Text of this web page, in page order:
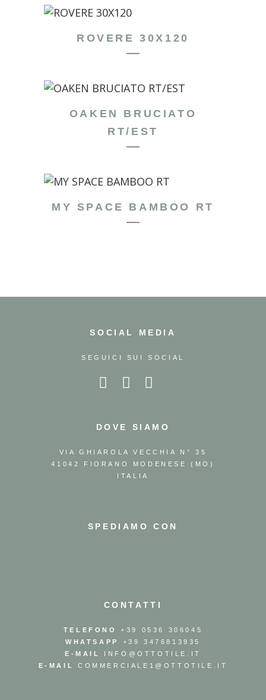
ROVERE 30X120
OAKEN BRUCIATO
RT/EST
MY SPACE BAMBOO RT
SOCIAL MEDIA
SEGUICI SUI SOCIAL
DOVE SIAMO
VIA GHIAROLA VECCHIA N° 35
41042 FIORANO MODENESE (MO)
ITALIA
SPEDIAMO CON
CONTATTI
TELEFONO
+39 0536 306045
WHATSAPP
+39 3476813935
E-MAIL
INFO@OTTOTILE.IT
E-MAIL
COMMERCIALE1@OTTOTILE.IT